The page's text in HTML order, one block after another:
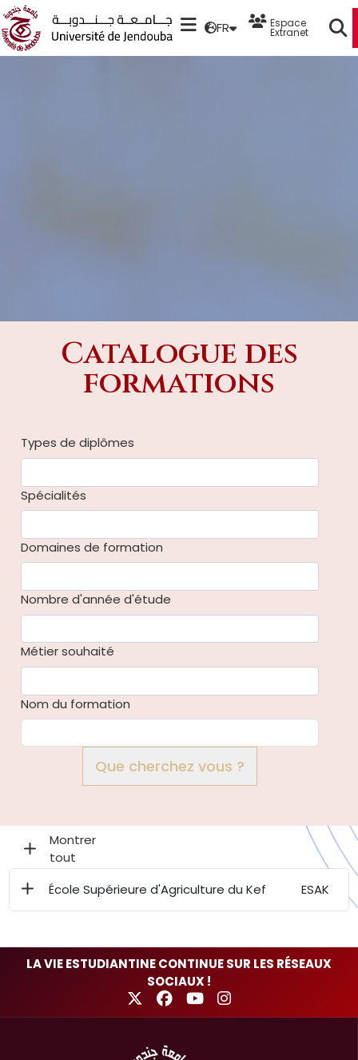
FR Espace
Extranet
Catalogue des
formations
Types de diplômes
Spécialités
Domaines de formation
Nombre d'année d'étude
Métier souhaité
Nom du formation
Que cherchez vous ?
École Supérieure d'Agriculture du Kef ESAK
LA VIE ESTUDIANTINE CONTINUE SUR LES RÉSEAUX
SOCIAUX !